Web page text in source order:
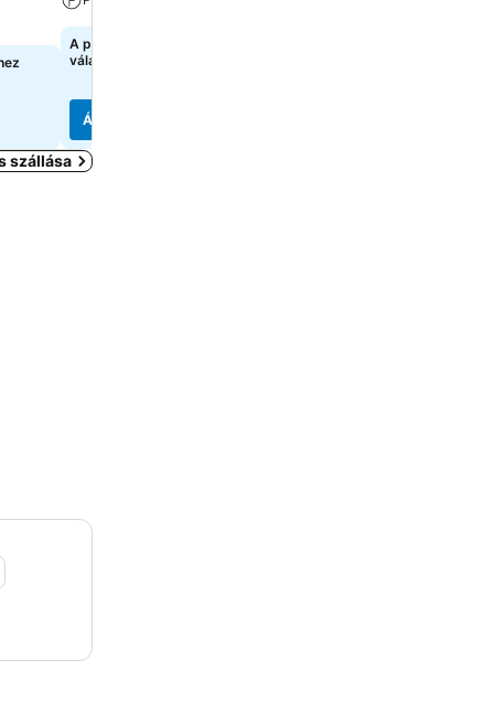
A pontos árak megtekintéséhez
válasszon dátumokat
Árak megjelenítése
szállása